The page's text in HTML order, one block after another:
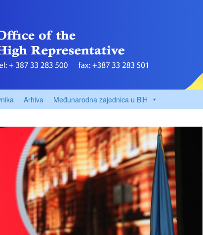
Arhiva Međunarodna zajednica u BiH